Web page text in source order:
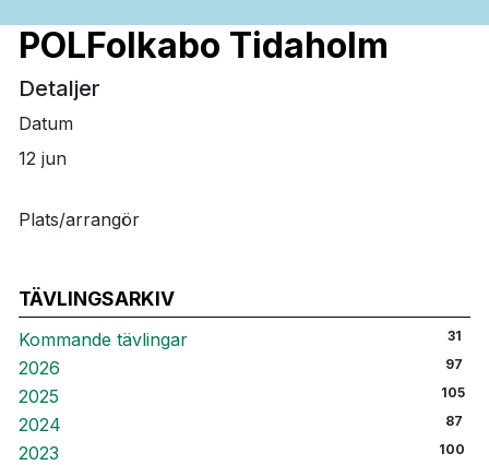
TÄVLINGSARKIV
Kommande tävlingar 31
2026 97
2025 105
2024 87
2023 100
POLFolkabo Tidaholm
Detaljer
Datum
12 jun
Plats/arrangör